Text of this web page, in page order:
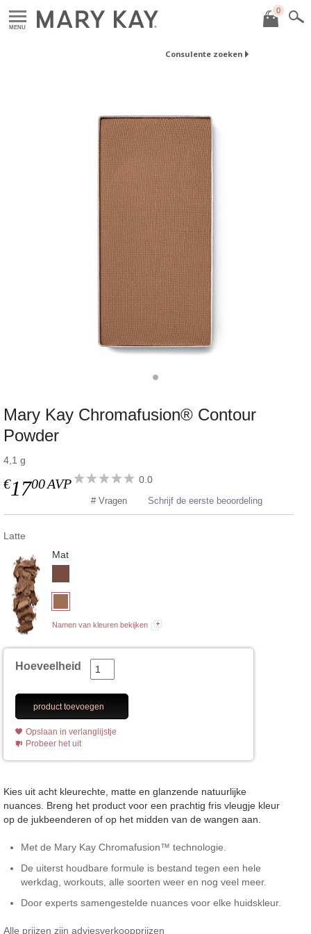
MENU
0
Consulente zoeken
Mary Kay Chromafusion® Contour
Powder
4,1 g
€1700AVP 0.0
# Vragen Schrijf de eerste beoordeling
Latte
Mat
Namen van kleuren bekijken
Hoeveelheid
product toevoegen
Opslaan in verlanglijstje
Probeer het uit
Kies uit acht kleurechte, matte en glanzende natuurlijke
nuances. Breng het product voor een prachtig fris vleugje kleur
op de jukbeenderen of op het midden van de wangen aan.
Met de Mary Kay Chromafusion™ technologie.
De uiterst houdbare formule is bestand tegen een hele
werkdag, workouts, alle soorten weer en nog veel meer.
Door experts samengestelde nuances voor elke huidskleur.
Alle prijzen zijn adviesverkoopprijzen